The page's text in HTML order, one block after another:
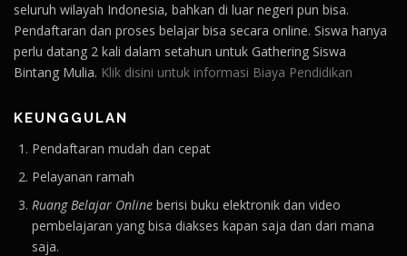
seluruh wilayah Indonesia, bahkan di luar negeri pun bisa.
Pendaftaran dan proses belajar bisa secara online. Siswa hanya
perlu datang 2 kali dalam setahun untuk Gathering Siswa
Bintang Mulia. Klik disini untuk informasi Biaya Pendidikan
KEUNGGULAN
Pendaftaran mudah dan cepat
Pelayanan ramah
Ruang Belajar Online berisi buku elektronik dan video
pembelajaran yang bisa diakses kapan saja dan dari mana
saja.